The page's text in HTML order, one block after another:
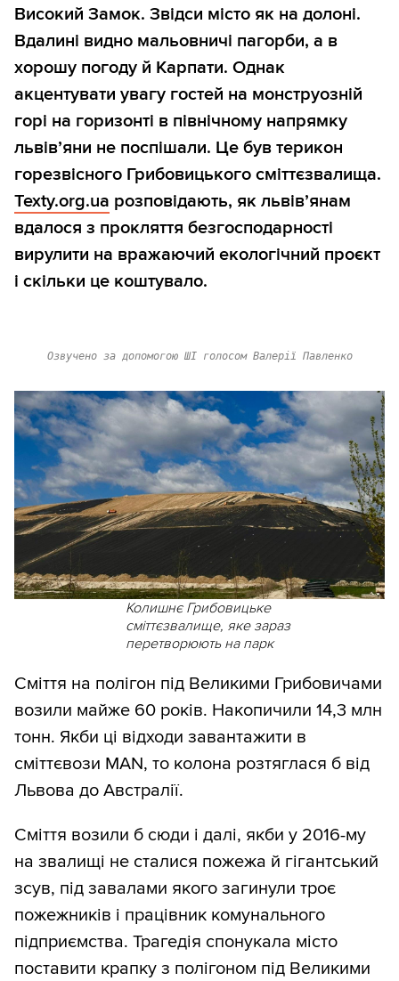
Високий Замок. Звідси місто як на долоні.
Вдалині видно мальовничі пагорби, а в
хорошу погоду й Карпати. Однак
акцентувати увагу гостей на монструозній
горі на горизонті в північному напрямку
львів’яни не поспішали. Це був терикон
горезвісного Грибовицького сміттєзвалища.
Texty.org.ua розповідають, як львів’янам
вдалося з прокляття безгосподарності
вирулити на вражаючий екологічний проєкт
і скільки це коштувало.
Озвучено за допомогою ШІ голосом Валерії Павленко
Колишнє Грибовицьке
сміттєзвалище, яке зараз
перетворюють на парк
Сміття на полігон під Великими Грибовичами
возили майже 60 років. Накопичили 14,3 млн
тонн. Якби ці відходи завантажити в
сміттєвози MAN, то колона розтяглася б від
Львова до Австралії.
Сміття возили б сюди і далі, якби у 2016-му
на звалищі не сталися пожежа й гігантський
зсув, під завалами якого загинули троє
пожежників і працівник комунального
підприємства. Трагедія спонукала місто
поставити крапку з полігоном під Великими